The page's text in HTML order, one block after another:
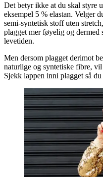
Det betyr ikke at du skal styre
eksempel 5 % elastan. Velger
semi-syntetisk stoff uten
plagget mer føyelig og
levetiden.
Men dersom plagget derimot
naturlige og syntetiske fibre,
Sjekk lappen inni plagget så